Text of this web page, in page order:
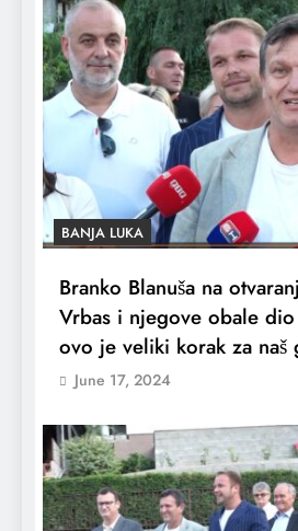
BANJA LUKA
Branko Blanuša na
Vrbas i njegove obale dio
ovo je veliki korak za naš
June 17, 2024